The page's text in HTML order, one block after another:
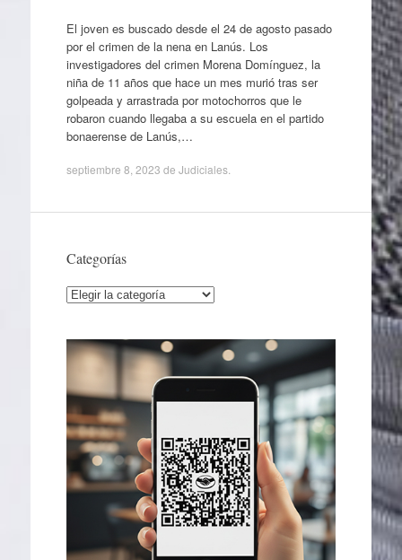
El joven es buscado desde el 24 de agosto pasado
por el crimen de la nena en Lanús. Los
investigadores del crimen Morena Domínguez, la
niña de 11 años que hace un mes murió tras ser
golpeada y arrastrada por motochorros que le
robaron cuando llegaba a su escuela en el partido
bonaerense de Lanús,…
septiembre 8, 2023 de Judiciales.
Categorías
Categorías